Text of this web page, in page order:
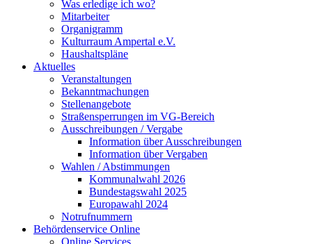
Was erledige ich wo?
Mitarbeiter
Organigramm
Kulturraum Ampertal e.V.
Haushaltspläne
Aktuelles
Veranstaltungen
Bekanntmachungen
Stellenangebote
Straßensperrungen im VG-Bereich
Ausschreibungen / Vergabe
Information über Ausschreibungen
Information über Vergaben
Wahlen / Abstimmungen
Kommunalwahl 2026
Bundestagswahl 2025
Europawahl 2024
Notrufnummern
Behördenservice Online
Online Services